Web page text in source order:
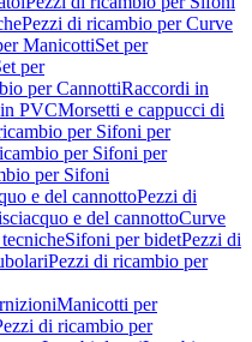
Pezzi di ricambio per Curve
ManicottiSet per
per
per CannottiRaccordi in
PVCMorsetti e cappucci di
per Sifoni per
per Sifoni per
per Sifoni
e del cannottoPezzi di
e del cannottoCurve
Sifoni per bidetPezzi di
Pezzi di ricambio per
Manicotti per
di ricambio per